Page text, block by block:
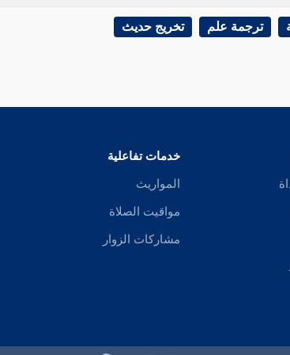
ترجمة علم تخريج حديث
خدمات تفاعلية
المواريث
مواقيت الصلاة
مشاركات الزوار